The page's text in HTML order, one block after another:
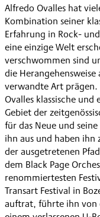
Alfredo Ovalles hat
Kombination seiner
Erfahrung in Rock-
eine einzige Welt
verschwommen sind
die
verwandte Art prägen.
Ovalles klassische
Gebiet der
für das Neue und
ihn aus und haben ihn
der ausgetretenen
dem Black Page
renommiertesten
Transart Festival in
auftrat, führte ihn von